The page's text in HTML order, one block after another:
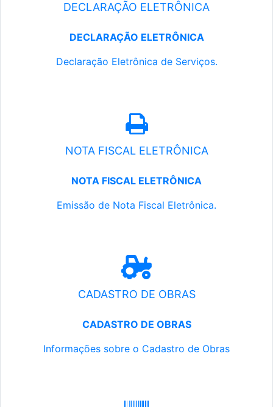
DECLARAÇÃO ELETRÔNICA
DECLARAÇÃO ELETRÔNICA
Declaração Eletrônica de Serviços.
NOTA FISCAL ELETRÔNICA
NOTA FISCAL ELETRÔNICA
Emissão de Nota Fiscal Eletrônica.
CADASTRO DE OBRAS
CADASTRO DE OBRAS
Informações sobre o Cadastro de Obras